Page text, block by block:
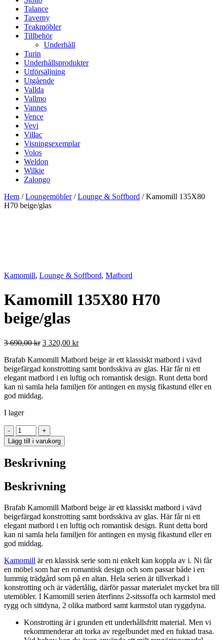
Talance
Taverny
Teakmöbler
Tillbehör
Underhåll
Turin
Underhållsprodukter
Utförsäljning
Utgående
Vallda
Vallmo
Vannes
Vence
Vevi
Villac
Visningsexemplar
Volos
Weldon
Wilkie
Zalongo
Hem /Loungemöbler/Lounge & Soffbord / Kamomill 135X80
H70 beige/glas
Kamomill, Lounge & Soffbord, Matbord
Kamomill 135X80 H70
beige/glas
3 690,00kr Det
priset
var:
3
690,00 kr.
3 320,00 krDet
priset
är:
3
320,00 kr.
Brafab Kamomill Matbord beige är ett klassiskt matbord i vävd
beigefärgad konstrotting samt bordsskiva av glas. Här får ni ett
elegant matbord i en luftig och romantisk design. Runt detta bord
kan ni samla hela familjen för antingen en mysig fikastund eller en
god middag.
I lager
-
Kamomill
135X80
H70
mängd
+
Lägg till i varukorg
Beskrivning
Beskrivning
Brafab Kamomill Matbord beige är ett klassiskt matbord i vävd
beigefärgad konstrotting samt bordsskiva av glas. Här får ni ett
elegant matbord i en luftig och romantisk design. Runt detta bord
kan ni samla hela familjen för antingen en mysig fikastund eller en
god middag.
Kamomill är en klassisk serie som ni enkelt kan koppla av i. Ni får
en möbel som har en romantisk design och som passar både i en
lummig trädgård som på en altan. Hela serien är tillverkad i
konstrotting och är vädertålig, därför passar materialet mycket bra till
utemöbler. I Kamomill serien återfinns 2-sitssoffa och karmstol med
rygg och sittdyna, 2 olika matbord samt karmstol utan ryggdyna.
Konstrotting är i grunden ett underhållsfritt material. Men vi
rekommenderar att torka av regelbundet med en fuktad trasa.